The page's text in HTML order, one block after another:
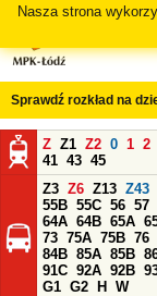
Nasza strona
Sprawdź rozkład na
Z Z1 Z2 0 1 2
41 43 45
Z3 Z6 Z13 Z43
55B 55C 56 57
64A 64B 65A
73 75A 75B 76
84B 85A 85B
91C 92A 92B
G1 G2 H
W